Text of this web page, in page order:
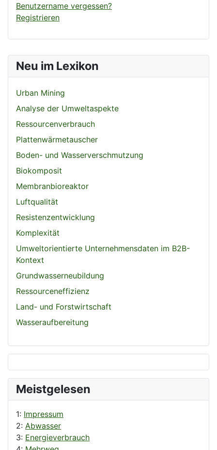
Neu im Lexikon
Urban Mining
Analyse der Umweltaspekte
Ressourcenverbrauch
Plattenwärmetauscher
Boden- und Wasserverschmutzung
Biokomposit
Membranbioreaktor
Luftqualität
Resistenzentwicklung
Komplexität
Umweltorientierte Unternehmensdaten im B2B-
Kontext
Grundwasserneubildung
Ressourceneffizienz
Land- und Forstwirtschaft
Wasseraufbereitung
Meistgelesen
1: Impressum
2: Abwasser
3: Energieverbrauch
Benutzername vergessen?
Registrieren